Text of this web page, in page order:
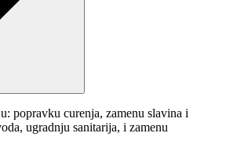
popravku curenja, zamenu slavina i
ugradnju sanitarija, i zamenu